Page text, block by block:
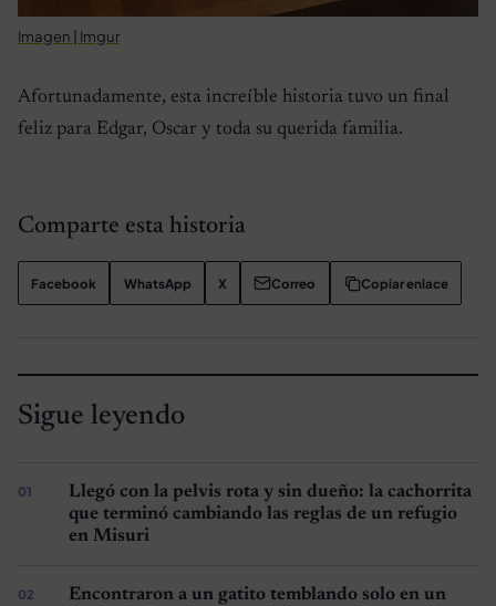
Imagen | Imgur
Afortunadamente, esta increíble historia tuvo un final
feliz para Edgar, Oscar y toda su querida familia.
Comparte esta historia
Facebook WhatsApp X Correo Copiar enlace
Sigue leyendo
Llegó con la pelvis rota y sin dueño: la cachorrita
que terminó cambiando las reglas de un refugio
en Misuri
Encontraron a un gatito temblando solo en un